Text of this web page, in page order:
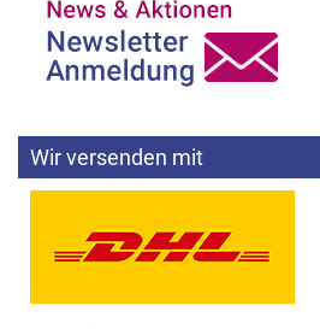
Wir versenden mit